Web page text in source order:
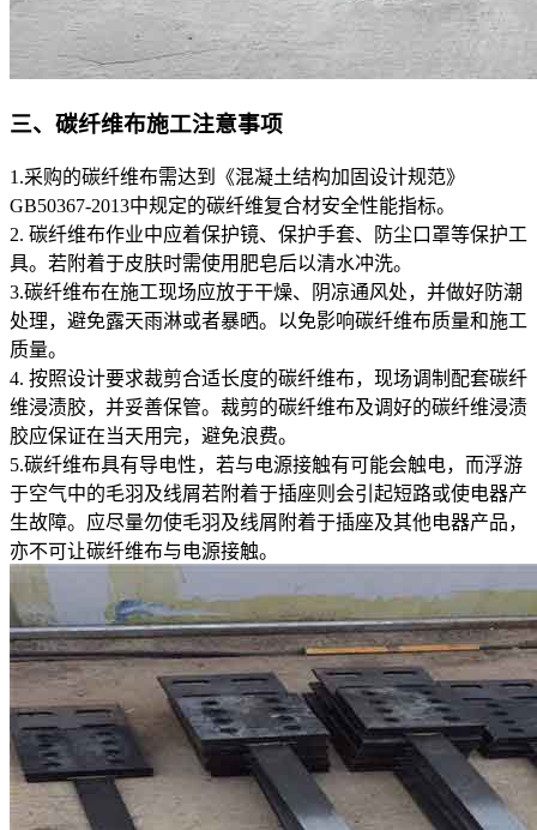
三、碳纤维布施工注意事项
1.采购的碳纤维布需达到《混凝土结构加固设计规范》
GB50367-2013中规定的碳纤维复合材安全性能指标。
2. 碳纤维布作业中应着保护镜、保护手套、防尘口罩等保护工
具。若附着于皮肤时需使用肥皂后以清水冲洗。
3.碳纤维布在施工现场应放于干燥、阴凉通风处，并做好防潮
处理，避免露天雨淋或者暴晒。以免影响碳纤维布质量和施工
质量。
4. 按照设计要求裁剪合适长度的碳纤维布，现场调制配套碳纤
维浸渍胶，并妥善保管。裁剪的碳纤维布及调好的碳纤维浸渍
胶应保证在当天用完，避免浪费。
5.碳纤维布具有导电性，若与电源接触有可能会触电，而浮游
于空气中的毛羽及线屑若附着于插座则会引起短路或使电器产
生故障。应尽量勿使毛羽及线屑附着于插座及其他电器产品，
亦不可让碳纤维布与电源接触。